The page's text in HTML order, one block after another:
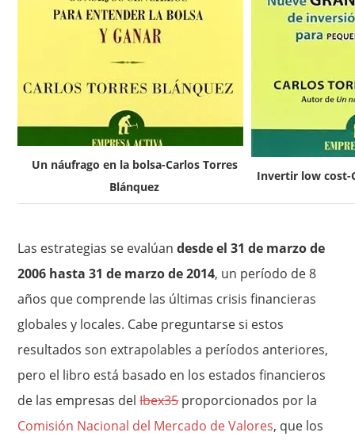
Un náufrago en la bolsa-Carlos Torres
Blánquez
Invertir low cost-
Las estrategias se evalúandesde el 31 de marzo de
2006 hasta 31 de marzo de 2014, un período de 8
años que comprende las últimas crisis financieras
globales y locales. Cabe preguntarse si estos
resultados son extrapolables a períodos anteriores,
pero el libro está basado en los estados financieros
de las empresas delIbex35proporcionados por la
Comisión Nacional del Mercado de Valores, que los